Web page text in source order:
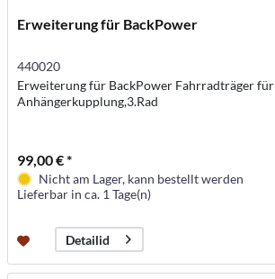
Erweiterung für BackPower
440020
Erweiterung für BackPower Fahrradträger für
Anhängerkupplung,3.Rad
99,00 € *
Nicht am Lager, kann bestellt werden
Lieferbar in ca. 1 Tage(n)
Detailid